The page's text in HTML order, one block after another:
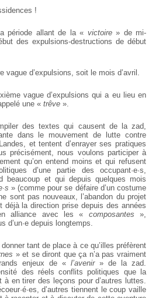
!
période allant de la « victoire» de mi-
des expulsions-destructions de début
vague d’expulsions, soit le mois d’avril.
vague d’expulsions qui a eu lieu en
une « trêve ».
des textes qui causent de la zad,
dans le mouvement de lutte contre
et tentent d’enrayer ses pratiques
précisément, nous voulons participer à
qu’on entend moins et qui refusent
d’une partie des occupant·e·s,
beaucoup et qui depuis quelques mois
» (comme pour se défaire d’un costume
sont pas nouveaux, l’abandon du projet
déjà la direction prise depuis des années
alliance avec les « composantes »,
d’un·e depuis longtemps.
tant de place à ce qu’illes préfèrent
» et se diront que ça n’a pas vraiment
enjeux de « l’avenir» de la zad.
des réels conflits politiques que la
à en tirer des leçons pour d’autres luttes.
d’autres tiennent le coup vaille